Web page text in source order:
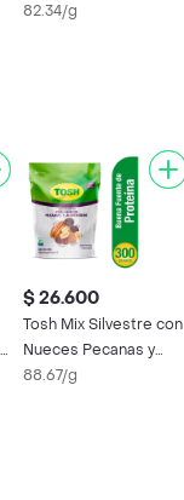
gr
82.34/g
$ 26.600
Tosh Mix Silvestre con
Nueces Pecanas y
Almendras
88.67/g